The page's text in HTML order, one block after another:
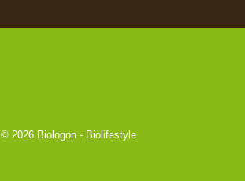
© 2026 Biologon - Biolifestyle